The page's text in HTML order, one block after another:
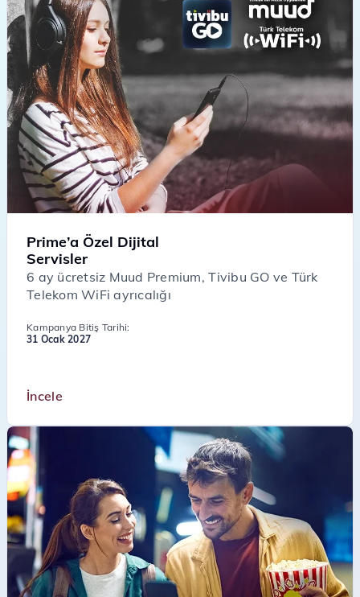
Prime’a Özel Dijital
Servisler
6 ay ücretsiz Muud Premium, Tivibu GO ve Türk
Telekom WiFi ayrıcalığı
Kampanya Bitiş Tarihi:
31 Ocak 2027
İncele